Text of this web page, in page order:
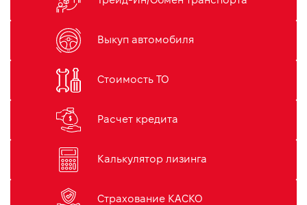
Выкуп автомобиля
Стоимость ТО
Расчет кредита
Калькулятор лизинга
Страхование КАСКО